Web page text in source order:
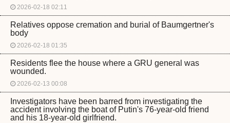
2026-02-18 02:11
Relatives oppose cremation and burial of Baumgertner's
body
2026-02-18 01:35
Residents flee the house where a GRU general was
wounded.
2026-02-13 00:08
Investigators have been barred from investigating the
accident involving the boat of Putin's 76-year-old friend
and his 18-year-old girlfriend.